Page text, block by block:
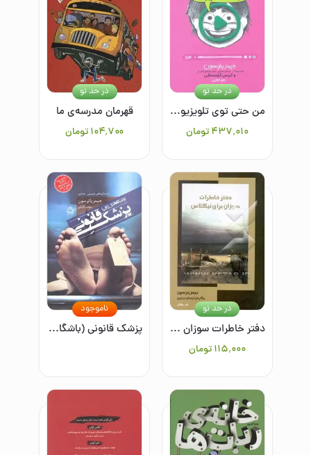
من حتی توی تلویزیون هم جوکم: یک داستان نوجوانانه
۴۳۷٬۰۱۰ تومان
در حد نو
قهرمان مدرسه‌ی ما
۱۰۴٬۷۰۰تومان
در حد نو
دفتر خاطرات سوزان برای نیکلاس
۱۱۵٬۰۰۰ تومان
در حد نو
پزشک قانونی (باشگاه قتل زنان)
ناموجود